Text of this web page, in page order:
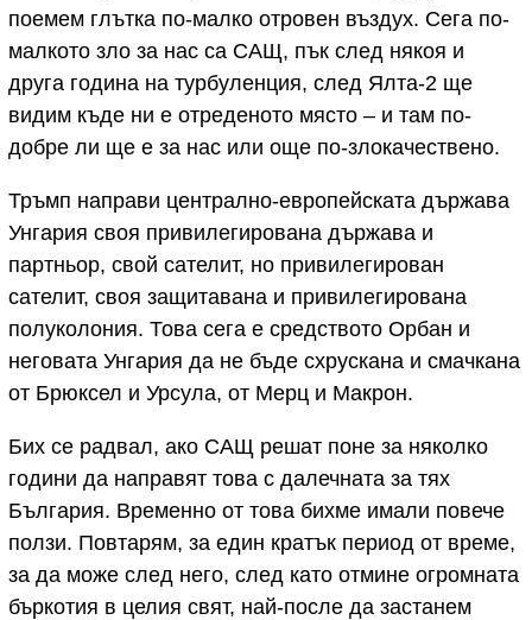
поемем глътка по-малко отровен въздух. Сега по-
малкото зло за нас са САЩ, пък след някоя и
друга година на турбуленция, след Ялта-2 ще
видим къде ни е отреденото място – и там по-
добре ли ще е за нас или още по-злокачествено.
Тръмп направи централно-европейската държава
Унгария своя привилегирована държава и
партньор, свой сателит, но привилегирован
сателит, своя защитавана и привилегирована
полуколония. Това сега е средството Орбан и
неговата Унгария да не бъде схрускана и смачкана
от Брюксел и Урсула, от Мерц и Макрон.
Бих се радвал, ако САЩ решат поне за няколко
години да направят това с далечната за тях
България. Временно от това бихме имали повече
ползи. Повтарям, за един кратък период от време,
за да може след него, след като отмине огромната
бъркотия в целия свят, най-после да застанем